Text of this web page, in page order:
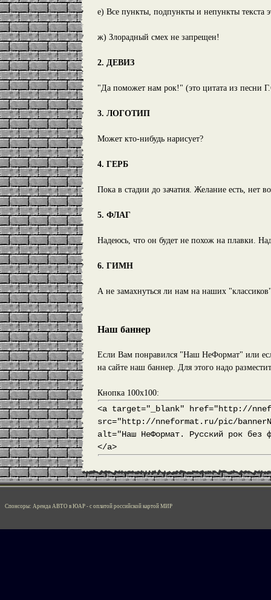
е) Все пункты, подпункты и непункты текста
ж) Злорадный смех не запрещен!
2. ДЕВИЗ
"Да поможет нам рок!" (это цитата из песни
3. ЛОГОТИП
Может кто-нибудь нарисует?
4. ГЕРБ
Пока в стадии до зачатия. Желание есть, нет
5. ФЛАГ
Надеюсь, что он будет не похож на плавки.
6. ГИМН
А не замахнуться ли нам на наших
Наш баннер
Если Вам понравился "Наш НеФормат" или
на сайте наш баннер. Для этого надо
Кнопка 100х100:
<a target="_blank" href="http://
src="http://nneformat.ru/pic/
alt="Наш НеФормат. Русский рок без
</a>
Спонсоры: Аренда АВТО в ЮАР - с оплатой российской картой МИР